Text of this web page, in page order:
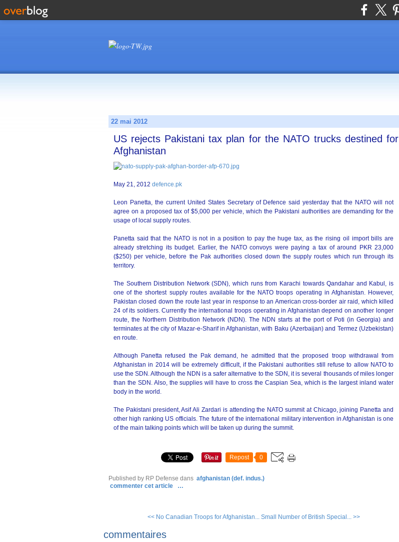
22 mai 2012
US rejects Pakistani tax plan for the NATO trucks destined for
Afghanistan
May 21, 2012 defence.pk
Leon Panetta, the current United States Secretary of Defence said yesterday that the NATO will not
agree on a proposed tax of $5,000 per vehicle, which the Pakistani authorities are demanding for the
usage of local supply routes.
Panetta said that the NATO is not in a position to pay the huge tax, as the rising oil import bills are
already stretching its budget. Earlier, the NATO convoys were paying a tax of around PKR 23,000
($250) per vehicle, before the Pak authorities closed down the supply routes which run through its
territory.
The Southern Distribution Network (SDN), which runs from Karachi towards Qandahar and Kabul, is
one of the shortest supply routes available for the NATO troops operating in Afghanistan. However,
Pakistan closed down the route last year in response to an American cross-border air raid, which killed
24 of its soldiers. Currently the international troops operating in Afghanistan depend on another longer
route, the Northern Distribution Network (NDN). The NDN starts at the port of Poti (in Georgia) and
terminates at the city of Mazar-e-Sharif in Afghanistan, with Baku (Azerbaijan) and Termez (Uzbekistan)
en route.
Although Panetta refused the Pak demand, he admitted that the proposed troop withdrawal from
Afghanistan in 2014 will be extremely difficult, if the Pakistani authorities still refuse to allow NATO to
use the SDN. Although the NDN is a safer alternative to the SDN, it is several thousands of miles longer
than the SDN. Also, the supplies will have to cross the Caspian Sea, which is the largest inland water
body in the world.
The Pakistani president, Asif Ali Zardari is attending the NATO summit at Chicago, joining Panetta and
other high ranking US officials. The future of the international military intervention in Afghanistan is one
of the main talking points which will be taken up during the summit.
Repost 0
Published by RP Defense dans afghanistan (def. indus.)
commenter cet article
…
<< No Canadian Troops for Afghanistan... Small Number of British Special... >>
commentaires